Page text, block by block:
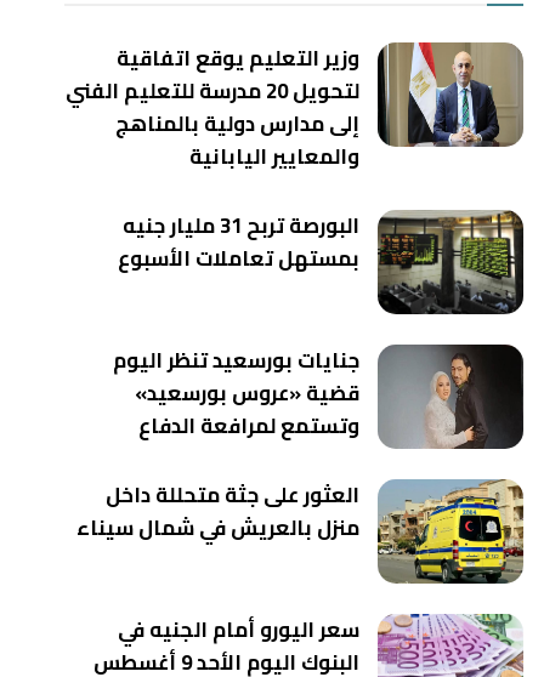
وزير التعليم يوقع اتفاقية
لتحويل 20 مدرسة للتعليم الفني
إلى مدارس دولية بالمناهج
والمعايير اليابانية
البورصة تربح 31 مليار جنيه
بمستهل تعاملات الأسبوع
جنايات بورسعيد تنظر اليوم
قضية «عروس بورسعيد»
وتستمع لمرافعة الدفاع
العثور على جثة متحللة داخل
منزل بالعريش في شمال سيناء
سعر اليورو أمام الجنيه في
البنوك اليوم الأحد 9 أغسطس